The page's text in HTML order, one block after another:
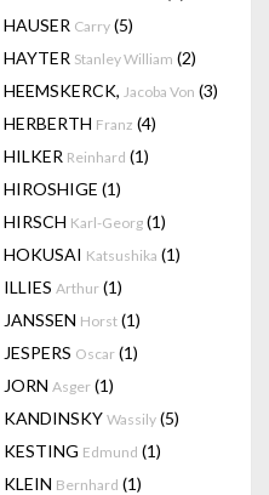
HAUSER Carry (5)
HAYTER Stanley William (2)
HEEMSKERCK, Jacoba Von (3)
HERBERTH Franz (4)
HILKER Reinhard (1)
HIROSHIGE (1)
HIRSCH Karl-Georg (1)
HOKUSAI Katsushika (1)
ILLIES Arthur (1)
JANSSEN Horst (1)
JESPERS Oscar (1)
JORN Asger (1)
KANDINSKY Wassily (5)
KESTING Edmund (1)
KLEIN Bernhard (1)